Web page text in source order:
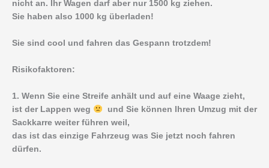
nicht an. Ihr Wagen darf aber nur 1500 kg ziehen.
Sie haben also 1000 kg überladen!
Sie sind cool und fahren das Gespann trotzdem!
Risikofaktoren:
1. Wenn Sie eine Streife anhält und auf eine Waage zieht,
ist der Lappen weg
und Sie können Ihren Umzug mit der
Sackkarre weiter führen weil,
das ist das einzige Fahrzeug was Sie jetzt noch fahren
dürfen.